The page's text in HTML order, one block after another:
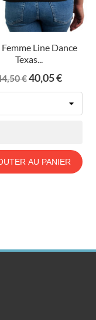
Line Dance
Texas...
€Prix
40,05 €
AU PANIER